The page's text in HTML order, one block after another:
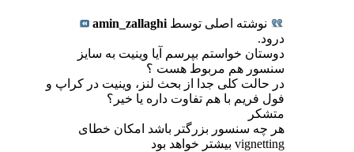
نوشته اصلی توسط amin_zallaghi
درود.
دوستان خواستم بپرسم آیا وینیت به سایز
سنسور هم مربوط هست ؟
در حالت کلی جدا از بحث لنز، وینیت در کراپ و
فول فریم با هم تفاوت داره یا خیر؟
متشکر
هر چه سنسور بزرگتر باشد امکان خطای
vignetting بیشتر خواهد بود